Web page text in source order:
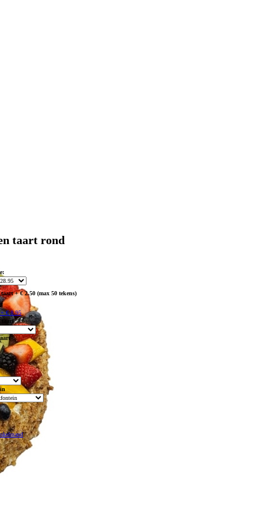
taart rond
+ € 2.50 (max 50 tekens)
+ € 8.95
taart